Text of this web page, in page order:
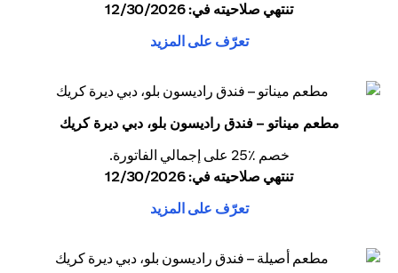
تنتهي صلاحيته في: 12/30/2026
تعرّف على المزيد
مطعم ميناتو – فندق راديسون بلو، دبي ديرة كريك
خصم ٪25 على إجمالي الفاتورة.
تنتهي صلاحيته في: 12/30/2026
تعرّف على المزيد